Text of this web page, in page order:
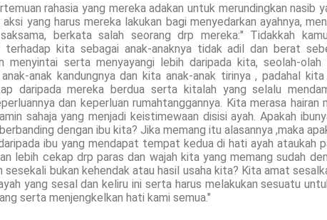
rahasia yang mereka adakan untuk merundingkan nasib
yang harus mereka lakukan bagi menyedarkan ayahnya,
berkata salah seorang drp mereka:" Tidakkah
terhadap kita sebagai anak-anaknya tidak adil dan berat
menyintai serta menyayangi lebih daripada kita, seolah-olah
anak-anak kandungnya dan kita anak-anak tirinya , padahal
daripada mereka berdua serta kitalah yang selalu
dan keperluan rumahtanggannya. Kita merasa hairan
sahaja yang menjadi keistimewaan disisi ayah. Apakah
dengan ibu kita? Jika memang itu alasannya ,maka
ibu yang mendapat tempat kedua di hati ayah ataukah
lebih cekap drp paras dan wajah kita yang memang sudah
sesekali bukan kehendak atau hasil usaha kita? Kita amat
yang sesal dan keliru ini serta harus melakukan sesuatu
serta menjengkelkan hati kami semua."